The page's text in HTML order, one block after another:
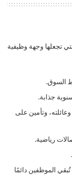
تجعلها وجهة وظيفية
السوق.
جذابة.
وتأمين على
رياضية.
الموظفين دائمًا